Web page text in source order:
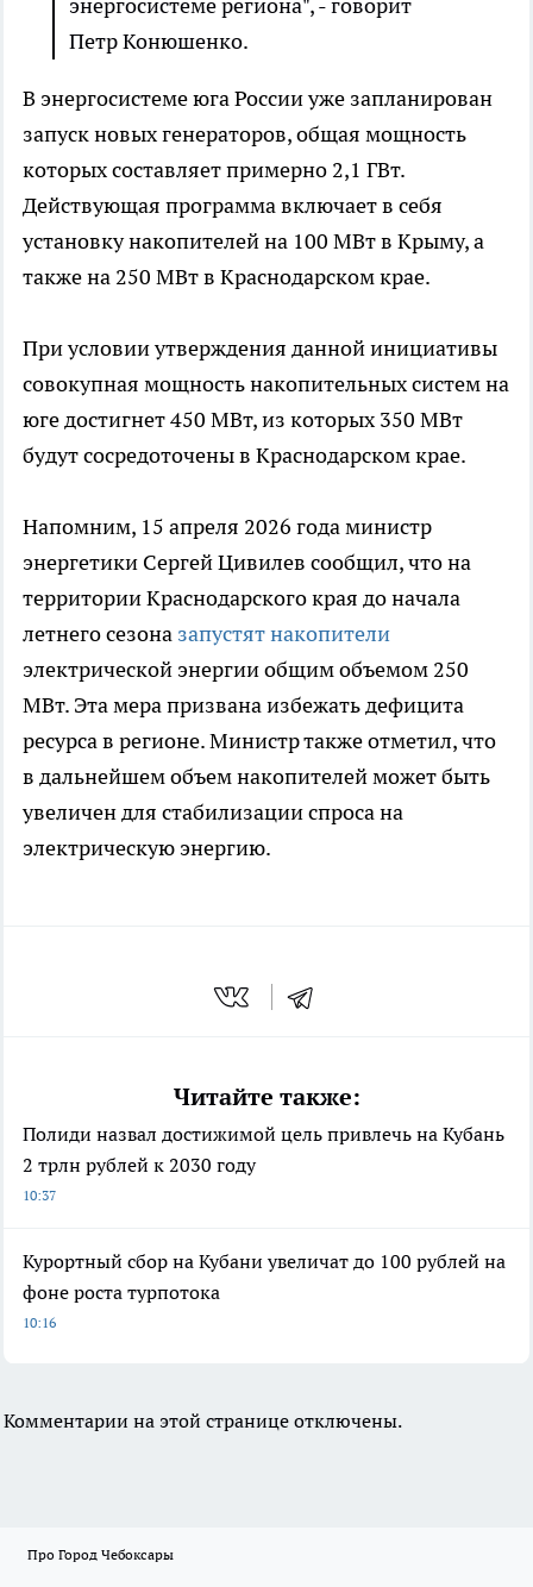
энергосистеме региона", - говорит
Петр Конюшенко.
В энергосистеме юга России уже запланирован
запуск новых генераторов, общая мощность
которых составляет примерно 2,1 ГВт.
Действующая программа включает в себя
установку накопителей на 100 МВт в Крыму, а
также на 250 МВт в Краснодарском крае.
При условии утверждения данной инициативы
совокупная мощность накопительных систем на
юге достигнет 450 МВт, из которых 350 МВт
будут сосредоточены в Краснодарском крае.
Напомним, 15 апреля 2026 года министр
энергетики Сергей Цивилев сообщил, что на
территории Краснодарского края до начала
летнего сезона запустят накопители
электрической энергии общим объемом 250
МВт. Эта мера призвана избежать дефицита
ресурса в регионе. Министр также отметил, что
в дальнейшем объем накопителей может быть
увеличен для стабилизации спроса на
электрическую энергию.
Читайте также:
Полиди назвал достижимой цель привлечь на Кубань
2 трлн рублей к 2030 году
10:37
Курортный сбор на Кубани увеличат до 100 рублей на
фоне роста турпотока
10:16
Комментарии на этой странице отключены.
Про Город Чебоксары